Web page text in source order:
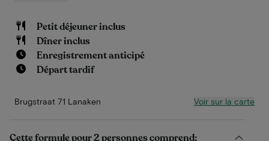
Petit déjeuner inclus
Dîner inclus
Enregistrement anticipé
Départ tardif
Brugstraat 71 Lanaken Voir sur la carte
Cette formule pour 2 personnes comprend: